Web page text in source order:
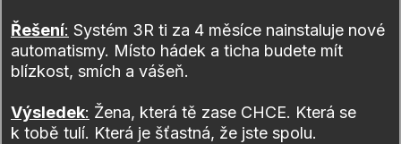
Řešení: Systém 3R ti za 4 měsíce nainstaluje nové
automatismy. Místo hádek a ticha budete mít
blízkost, smích a vášeň.
Výsledek: Žena, která tě zase CHCE. Která se
k tobě tulí. Která je šťastná, že jste spolu.